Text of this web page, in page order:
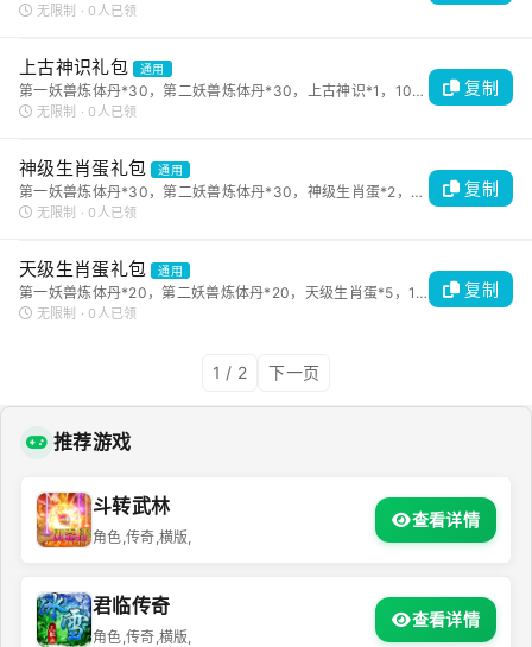
无限制 · 0人已领
上古神识礼包 通用
第一妖兽炼体丹*30，第二妖兽炼体丹*30，上古神识*1，10000经验卷轴*5
无限制 · 0人已领
复制
神级生肖蛋礼包 通用
第一妖兽炼体丹*30，第二妖兽炼体丹*30，神级生肖蛋*2，10000经验卷轴*
无限制 · 0人已领
复制
天级生肖蛋礼包 通用
第一妖兽炼体丹*20，第二妖兽炼体丹*20，天级生肖蛋*5，10000经验卷轴*
无限制 · 0人已领
复制
1 / 2 下一页
推荐游戏
斗转武林
角色,传奇,横版,
查看详情
君临传奇
角色,传奇,横版,
查看详情